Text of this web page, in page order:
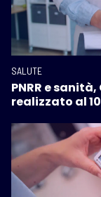
SALUTE
PNRR e
realizzato al